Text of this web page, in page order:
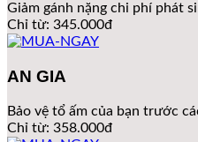
Giảm gánh nặng chi phí phát
Chỉ từ: 345.000đ
AN GIA
Bảo vệ tổ ấm của bạn trước
Chỉ từ: 358.000đ